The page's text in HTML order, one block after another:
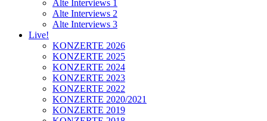
Alte Interviews 1
Alte Interviews 2
Alte Interviews 3
Live!
KONZERTE 2026
KONZERTE 2025
KONZERTE 2024
KONZERTE 2023
KONZERTE 2022
KONZERTE 2020/2021
KONZERTE 2019